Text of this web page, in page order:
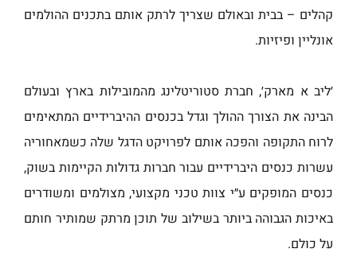
קהלים – בבית ובאולם שצריך לרתק אותם בתכנים ההולמים
אונליין ופיזיות.
׳ליב א מארק׳, חברת סטוריטלינג מהמובילות בארץ ובעולם
הבינה את הצורך ההולך וגדל בכנסים ההיברידיים המתאימים
לרוח התקופה והפכה אותם לפרויקט הדגל שלה כשמאחוריה
עשרות כנסים היברידיים עבור חברות גדולות הקיימות בשוק,
כנסים המופקים ע״י צוות טכני מקצועי, מצולמים ומשודרים
באיכות הגבוהה ביותר בשילוב של תוכן מרתק שמותיר חותם
על כולם.